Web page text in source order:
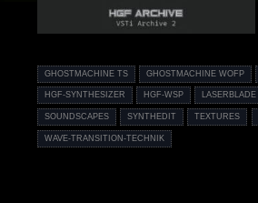
GHOSTMACHINE TS GHOSTMACHINE WOFP
HGF-SYNTHESIZER HGF-WSP LASERBLADE
SOUNDSCAPES SYNTHEDIT TEXTURES
WAVE-TRANSITION-TECHNIK